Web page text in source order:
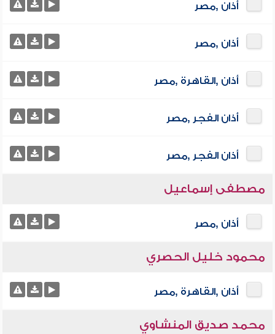
أذان ,مصر
أذان ,مصر
أذان ,القاهرة ,مصر
أذان الفجر ,مصر
أذان الفجر ,مصر
مصطفى إسماعيل
أذان ,مصر
محمود خليل الحصري
أذان ,القاهرة ,مصر
محمد صديق المنشاوي